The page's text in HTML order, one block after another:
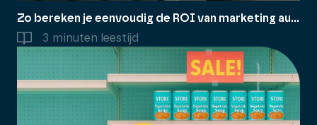
Zo bereken je eenvoudig de ROI van marketing automation
3 minuten leestijd